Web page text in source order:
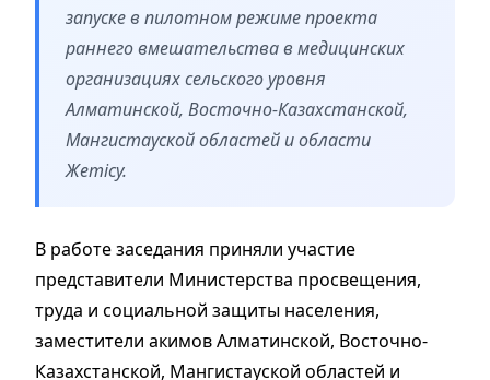
запуске в пилотном режиме проекта
раннего вмешательства в медицинских
организациях сельского уровня
Алматинской, Восточно-Казахстанской,
Мангистауской областей и области
Жетісу.
В работе заседания приняли участие
представители Министерства просвещения,
труда и социальной защиты населения,
заместители акимов Алматинской, Восточно-
Казахстанской, Мангистауской областей и